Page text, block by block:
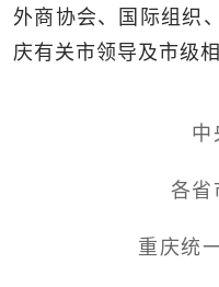
外商协会、国际组织
庆有关市领导及市级
中
各省
重庆统